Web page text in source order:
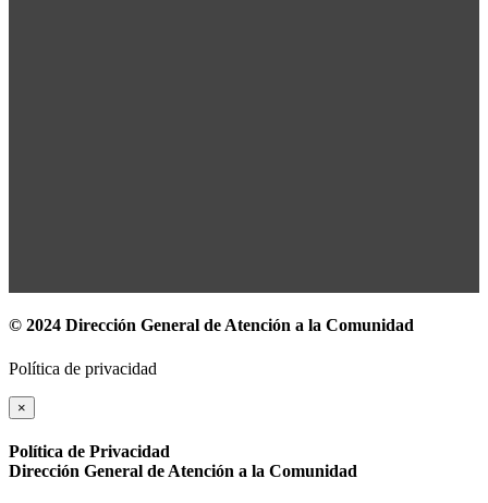
© 2024 Dirección General de Atención a la Comunidad
Política de privacidad
×
Política de Privacidad
Dirección General de Atención a la Comunidad